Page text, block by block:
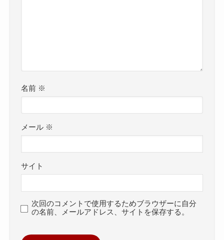
名前 ※
メール ※
サイト
次回のコメントで使用するためブラウザーに自分
の名前、メールアドレス、サイトを保存する。